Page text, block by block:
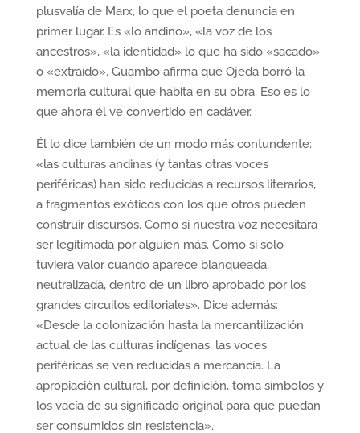
plusvalía de Marx, lo que el poeta denuncia en
primer lugar. Es «lo andino», «la voz de los
ancestros», «la identidad» lo que ha sido «sacado»
o «extraído». Guambo afirma que Ojeda borró la
memoria cultural que habita en su obra. Eso es lo
que ahora él ve convertido en cadáver.
Él lo dice también de un modo más contundente:
«las culturas andinas (y tantas otras voces
periféricas) han sido reducidas a recursos literarios,
a fragmentos exóticos con los que otros pueden
construir discursos. Como si nuestra voz necesitara
ser legitimada por alguien más. Como si solo
tuviera valor cuando aparece blanqueada,
neutralizada, dentro de un libro aprobado por los
grandes circuitos editoriales». Dice además:
«Desde la colonización hasta la mercantilización
actual de las culturas indígenas, las voces
periféricas se ven reducidas a mercancía. La
apropiación cultural, por definición, toma símbolos y
los vacía de su significado original para que puedan
ser consumidos sin resistencia».